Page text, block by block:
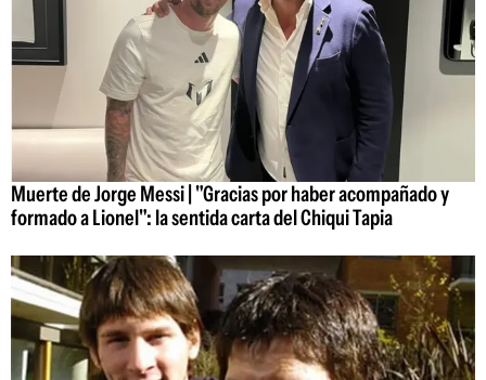
Muerte de Jorge Messi | "Gracias por haber acompañado y
formado a Lionel": la sentida carta del Chiqui Tapia